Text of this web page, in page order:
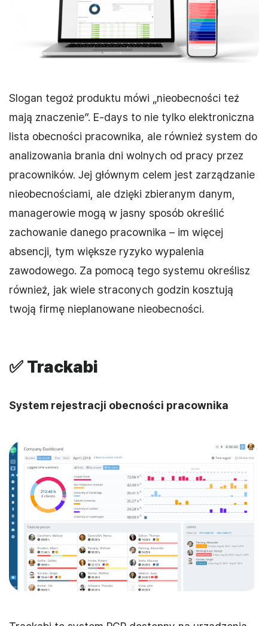
Slogan tegoż produktu mówi „nieobecności też
mają znaczenie”. E-days to nie tylko elektroniczna
lista obecności pracownika, ale również system do
analizowania brania dni wolnych od pracy przez
pracowników. Jej głównym celem jest zarządzanie
nieobecnościami, ale dzięki zbieranym danym,
managerowie mogą w jasny sposób określić
zachowanie danego pracownika – im więcej
absencji, tym większe ryzyko wypalenia
zawodowego. Za pomocą tego systemu określisz
również, jak wiele straconych godzin kosztują
twoją firmę nieplanowane nieobecności.
✅ Trackabi
System rejestracji obecności pracownika